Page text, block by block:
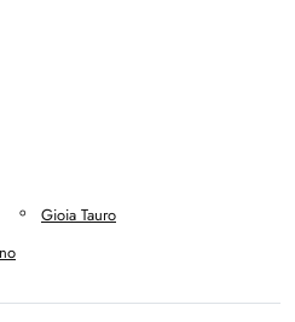
Gioia Tauro